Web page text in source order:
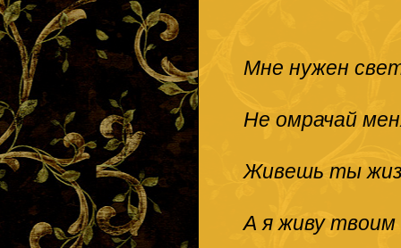
Мне нужен
Не омрачай
Живешь ты
А я живу твоим